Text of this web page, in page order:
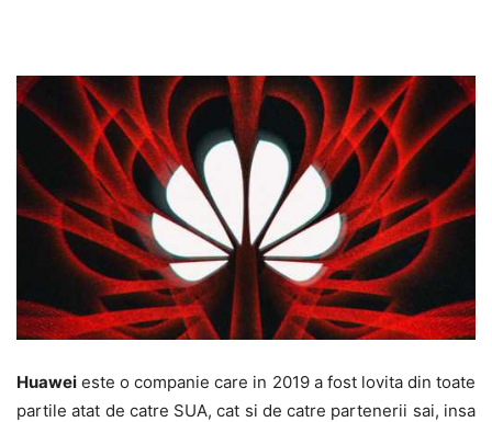
Huawei este o companie care in 2019 a fost lovita din toate
partile atat de catre SUA, cat si de catre partenerii sai, insa